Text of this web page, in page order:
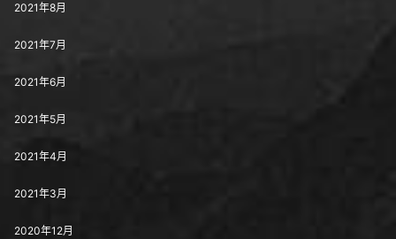
2021年8月
2021年7月
2021年6月
2021年5月
2021年4月
2021年3月
2020年12月